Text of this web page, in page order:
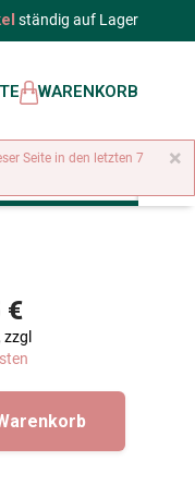
ständig auf Lager
WARENKORB
€
×
Seite in den letzten 7